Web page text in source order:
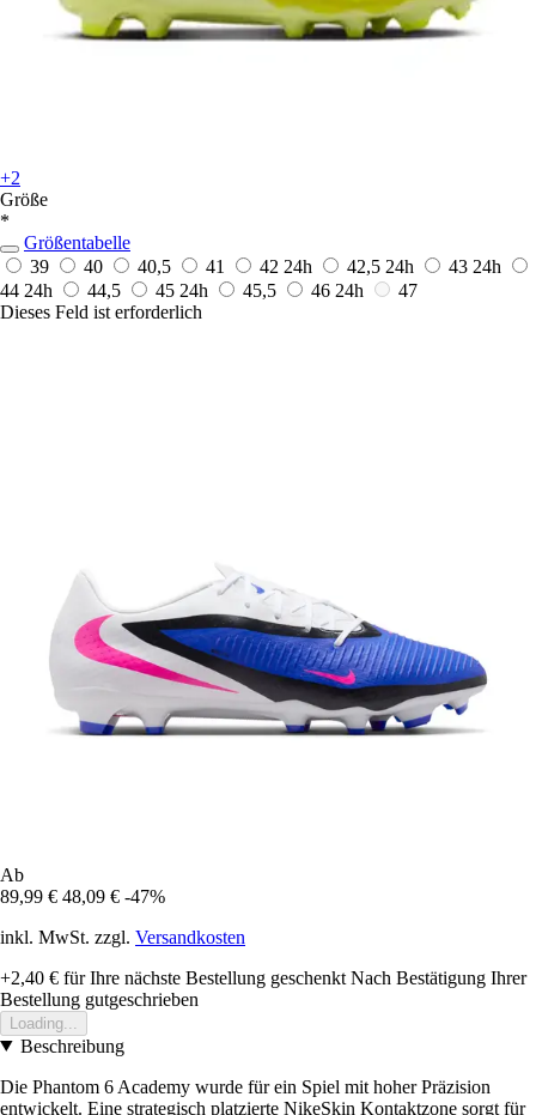
+2
Größe
*
Größentabelle
39
40 40,5 41 42 24h 42,5 24h 43 24h
44 24h 44,5 45 24h 45,5 46 24h
47
Dieses Feld ist erforderlich
Ab
89,99 € 48,09 € -47%
inkl. MwSt. zzgl. Versandkosten
+2,40 € für Ihre nächste Bestellung geschenkt Nach Bestätigung Ihrer
Bestellung gutgeschrieben
Loading...
Beschreibung
Die Phantom 6 Academy wurde für ein Spiel mit hoher Präzision
entwickelt. Eine strategisch platzierte NikeSkin Kontaktzone sorgt für